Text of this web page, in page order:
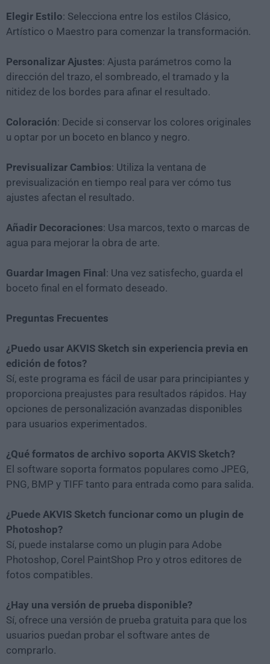
Elegir Estilo: Selecciona entre los estilos Clásico,
Artístico o Maestro para comenzar la transformación.
Personalizar Ajustes: Ajusta parámetros como la
dirección del trazo, el sombreado, el tramado y la
nitidez de los bordes para afinar el resultado.
Coloración: Decide si conservar los colores originales
u optar por un boceto en blanco y negro.
Previsualizar Cambios: Utiliza la ventana de
previsualización en tiempo real para ver cómo tus
ajustes afectan el resultado.
Añadir Decoraciones: Usa marcos, texto o marcas de
agua para mejorar la obra de arte.
Guardar Imagen Final: Una vez satisfecho, guarda el
boceto final en el formato deseado.
Preguntas Frecuentes
¿Puedo usar AKVIS Sketch sin experiencia previa en
edición de fotos?
Sí, este programa es fácil de usar para principiantes y
proporciona preajustes para resultados rápidos. Hay
opciones de personalización avanzadas disponibles
para usuarios experimentados.
¿Qué formatos de archivo soporta AKVIS Sketch?
El software soporta formatos populares como JPEG,
PNG, BMP y TIFF tanto para entrada como para salida.
¿Puede AKVIS Sketch funcionar como un plugin de
Photoshop?
Sí, puede instalarse como un plugin para Adobe
Photoshop, Corel PaintShop Pro y otros editores de
fotos compatibles.
¿Hay una versión de prueba disponible?
Sí, ofrece una versión de prueba gratuita para que los
usuarios puedan probar el software antes de
comprarlo.